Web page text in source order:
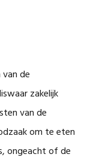
de
zakelijk
van de
om te eten
ongeacht of de